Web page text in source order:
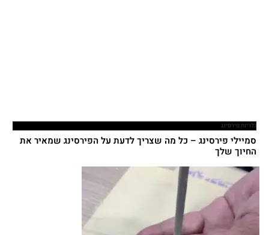
גלריות פירסינג
סמיילי פירסינג – כל מה שצריך לדעת על הפירסינג שמאיר את
החיוך שלך